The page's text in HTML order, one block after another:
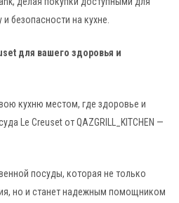
безопасности на кухне.
для вашего здоровья и
кухню местом, где здоровье и
Le Creuset от QAZGRILL_KITCHEN —
посуды, которая не только
но и станет надежным помощником